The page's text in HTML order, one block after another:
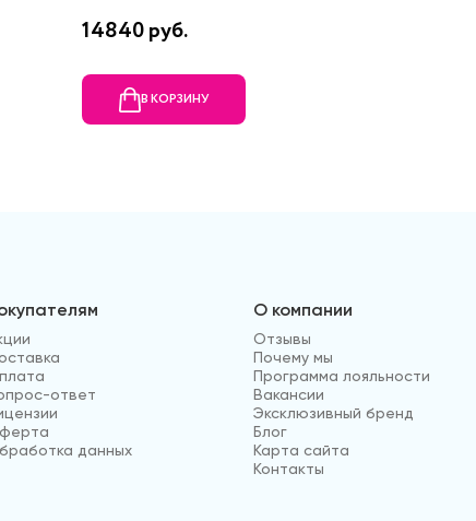
14840 руб.
В КОРЗИНУ
ответ
данных
О компании
Отзывы
Почему мы
Программа лояльности
Вакансии
Эксклюзивный бренд
Блог
Карта сайта
Контакты